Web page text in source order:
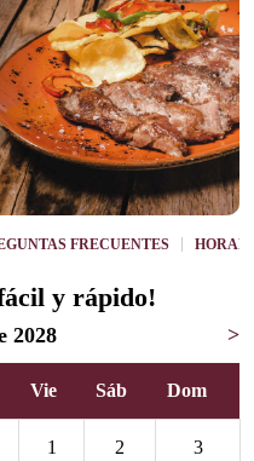
FRECUENTES
y rápido!
2028 >
Vie Sáb Dom
1 2 3